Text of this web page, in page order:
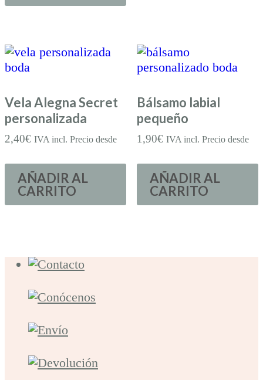
Vela Alegna Secret
personalizada
2,40€ IVA incl. Precio desde
AÑADIR AL
CARRITO
Bálsamo labial
pequeño
1,90€ IVA incl. Precio desde
AÑADIR AL
CARRITO